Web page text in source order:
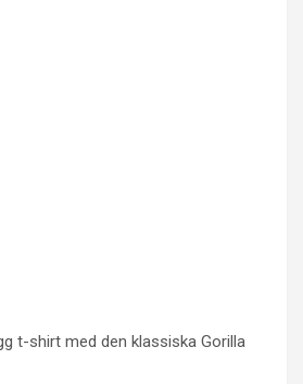
t-shirt med den klassiska Gorilla